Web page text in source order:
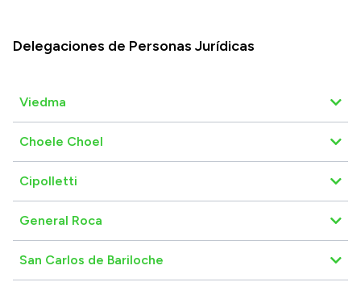
Delegaciones de Personas Jurídicas
Viedma
Choele Choel
Cipolletti
General Roca
San Carlos de Bariloche